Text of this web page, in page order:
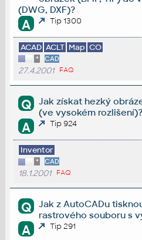
(DWG, DXF)?
A Tip 1300
ACAD ACLT Map CO
* CAD
27.4.2001 FAQ
Q
Jak získat hezký
(ve vysokém rozlišení)?
A Tip 924
Inventor
* CAD
18.1.2001 FAQ
Q
Jak z AutoCADu
rastrového souboru s
A Tip 291